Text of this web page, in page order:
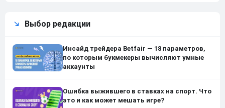
Выбор редакции
Инсайд трейдера Betfair — 18 параметров,
по которым букмекеры вычисляют умные
аккаунты
Ошибка выжившего в ставках на спорт. Что
это и как может мешать игре?